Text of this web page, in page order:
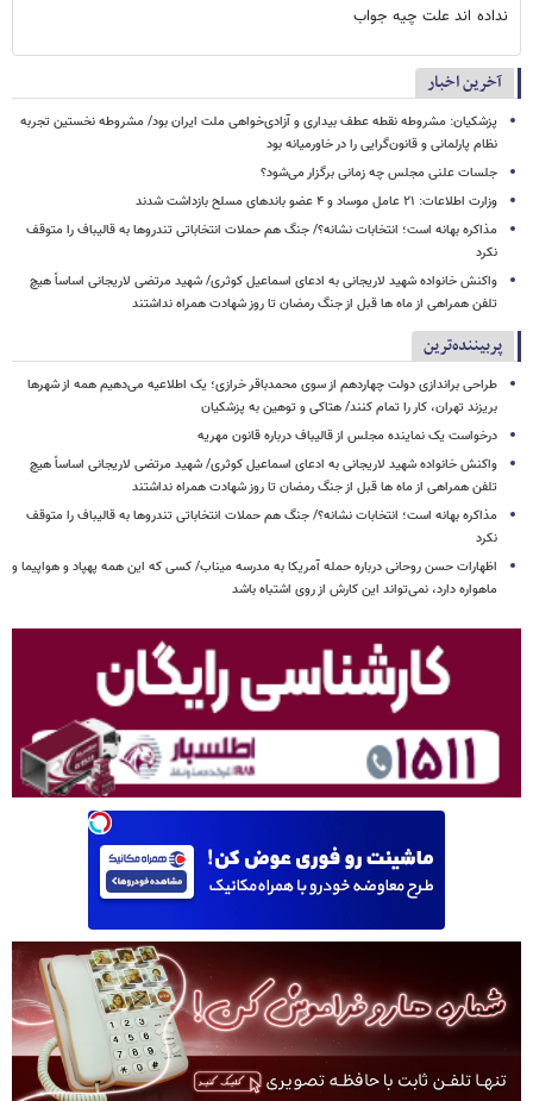
نداده اند علت چیه جواب
آخرین اخبار
پزشکیان: مشروطه نقطه عطف بیداری و آزادی‌خواهی ملت ایران بود/ مشروطه نخستین تجربه
نظام پارلمانی و قانون‌گرایی را در خاورمیانه بود
جلسات علنی مجلس چه زمانی برگزار می‌شود؟
وزارت اطلاعات: ۲۱ عامل موساد و ۴ عضو باندهای مسلح بازداشت شدند
مذاکره بهانه است؛ انتخابات نشانه؟/ جنگ هم حملات انتخاباتی تندروها به قالیباف را متوقف
نکرد
واکنش خانواده شهید لاریجانی به ادعای اسماعیل کوثری/ شهید مرتضی لاریجانی اساساً هیچ
تلفن همراهی از ماه ها قبل از جنگ رمضان تا روز شهادت همراه نداشتند
پربیننده‌ترین
طراحی براندازی دولت چهاردهم از سوی محمدباقر خرازی؛ یک اطلاعیه می‌دهیم همه از شهرها
بریزند تهران، کار را تمام کنند/ هتاکی و توهین به پزشکیان
درخواست یک نماینده مجلس از قالیباف درباره قانون مهریه
واکنش خانواده شهید لاریجانی به ادعای اسماعیل کوثری/ شهید مرتضی لاریجانی اساساً هیچ
تلفن همراهی از ماه ها قبل از جنگ رمضان تا روز شهادت همراه نداشتند
مذاکره بهانه است؛ انتخابات نشانه؟/ جنگ هم حملات انتخاباتی تندروها به قالیباف را متوقف
نکرد
اظهارات حسن روحانی درباره حمله آمریکا به مدرسه میناب/ کسی که این همه پهپاد و هواپیما و
ماهواره دارد، نمی‌تواند این کارش از روی اشتباه باشد